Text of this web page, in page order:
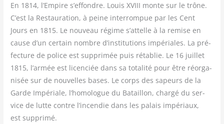
En 1814, l’Empire s’effondre. Louis XVIII monte sur le trône.
C’est la Res­tau­ra­tion, à peine inter­rom­pue par les Cent
Jours en 1815. Le nou­veau régime s’attelle à la remise en
cause d’un cer­tain nombre d’institutions impé­riales. La pré­
fec­ture de police est sup­pri­mée puis réta­blie. Le 16 juillet
1815, l’armée est licen­ciée dans sa tota­li­té pour être réor­ga­
ni­sée sur de nou­velles bases. Le corps des sapeurs de la
Garde Impé­riale, l’homologue du Bataillon, char­gé du ser­
vice de lutte contre l’incendie dans les palais impé­riaux,
est sup­pri­mé.